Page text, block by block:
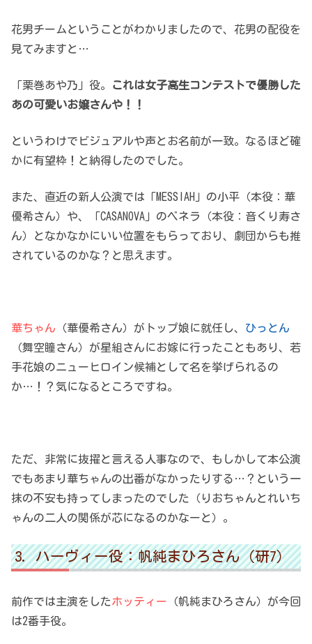
花男チームということがわかりましたので、花男の配役を
見てみますと…
「栗巻あや乃」役。
これは女子高生コンテストで優勝した
あの可愛いお嬢さんや！！
というわけでビジュアルや声とお名前が一致。なるほど確
かに有望枠！と納得したのでした。
また、直近の新人公演では「MESSIAH」の小平（本役：華
優希さん）や、「CASANOVA」のベネラ（本役：音くり寿さ
ん）となかなかにいい位置をもらっており、劇団からも推
されているのかな？と思えます。
華ちゃん （華優希さん）がトップ娘に就任し、 ひっとん
（舞空瞳さん）が星組さんにお嫁に行ったこともあり、若
手花娘のニューヒロイン候補として名を挙げられるの
か…！？気になるところですね。
ただ、非常に抜擢と言える人事なので、もしかして本公演
でもあまり華ちゃんの出番がなかったりする…？という一
抹の不安も持ってしまったのでした（りおちゃんとれいち
ゃんの二人の関係が芯になるのかなーと）。
ハーヴィー役：帆純まひろさん（研7）
前作では主演をしたホッティー （帆純まひろさん）が今回
は2番手役。